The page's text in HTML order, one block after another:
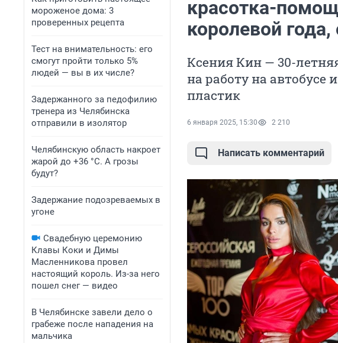
мороженое дома: 3
проверенных рецепта
Тест на внимательность: его
смогут пройти только 5%
людей — вы в их числе?
Задержанного за педофилию
тренера из Челябинска
отправили в изолятор
Челябинскую область накроет
жарой до +36 °C. А грозы
будут?
Задержание подозреваемых в
угоне
Свадебную церемонию
Клавы Коки и Димы
Масленникова провел
настоящий король. Из-за него
пошел снег — видео
В Челябинске завели дело о
грабеже после нападения на
мальчика
красотка-
королевой
Ксения Кин — 30-
на работу на автобусе
пластик
6 января 2025, 15:30 2 210
Написать комментарий